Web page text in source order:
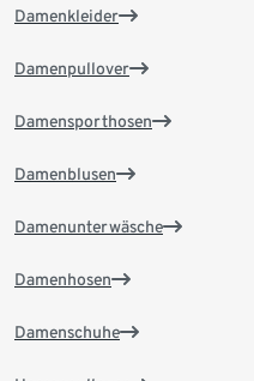
Damenkleider
Damenpullover
Damensporthosen
Damenblusen
Damenunterwäsche
Damenhosen
Damenschuhe